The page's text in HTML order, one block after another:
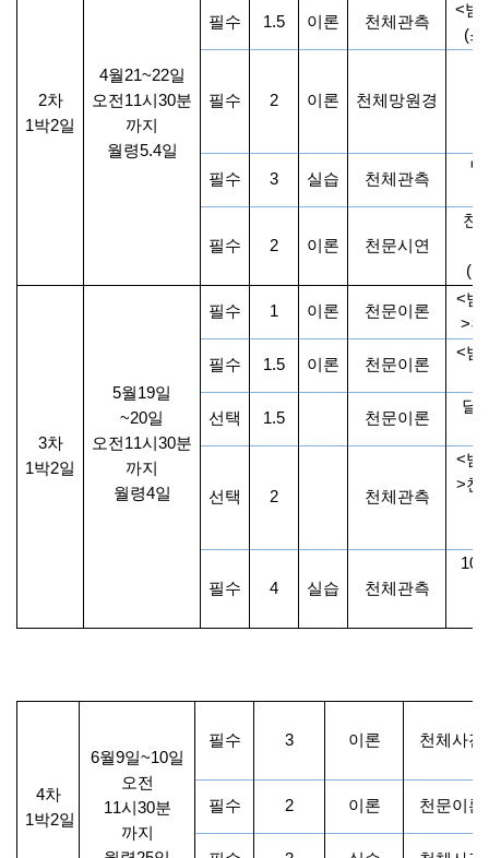
2차
1박2일
4월21~22일
오전 11시 30분
까지
월령5.4일
필수 1.5 이론 천체관측
<밤
(
필수 2 이론 천체망원경
필수 3 실습 천체관측
필수 2 이론 천문시연
천
(
3차
1박2일
5월19일
~20일
오전 11시 30분
까지
월령4일
필수 1 이론 천문이론
<밤
>
필수 1.5 이론 천문이론
<밤
선택 1.5 천문이론
달
선택 2 천체관측
<밤
>천
필수 4 실습 천체관측
10
4차
1박2일
6월9일~10일
오전
11시 30분
까지
필수 3 이론 천체사진
필수 2 이론 천문이론